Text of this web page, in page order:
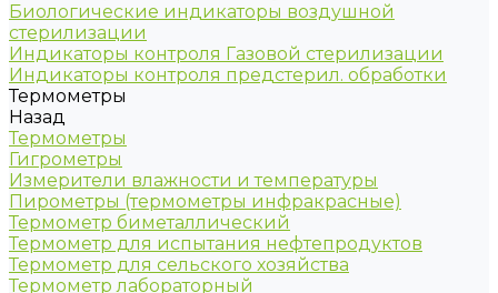
Биологические индикаторы воздушной
стерилизации
Индикаторы контроля Газовой стерилизации
Индикаторы контроля предстерил. обработки
Термометры
Назад
Термометры
Гигрометры
Измерители влажности и температуры
Пирометры (термометры инфракрасные)
Термометр биметаллический
Термометр для испытания нефтепродуктов
Термометр для сельского хозяйства
Термометр лабораторный